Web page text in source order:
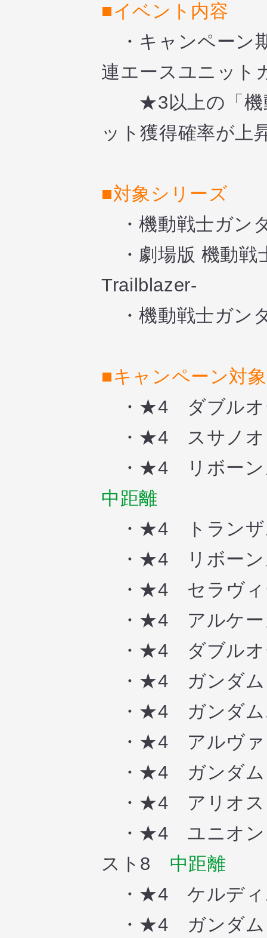
■イベント内容
・キャンペーン
連エースユニット
★3以上の「機動
ット獲得確率が上
■対象シリーズ
・機動戦士ガン
・劇場版 機動戦
Trailblazer-
・機動戦士ガン
■キャンペーン対
・★4 ダブル
・★4 スサノオ
・★4 リボーン
中距離
・★4 トラン
・★4 リボー
・★4 セラヴ
・★4 アルケ
・★4 ダブル
・★4 ガンダム
・★4 ガンダ
・★4 アルヴ
・★4 ガンダ
・★4 アリオス
・★4 ユニオン
スト8 中距離
・★4 ケルデ
・★4 ガンダム